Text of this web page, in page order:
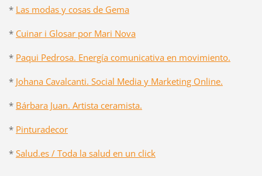
* Las modas y cosas de Gema
* Cuinar i Glosar por Mari Nova
* Paqui Pedrosa. Energía comunicativa en movimiento.
* Johana Cavalcanti. Social Media y Marketing Online.
* Bárbara Juan. Artista ceramista.
* Pinturadecor
* Salud.es / Toda la salud en un click